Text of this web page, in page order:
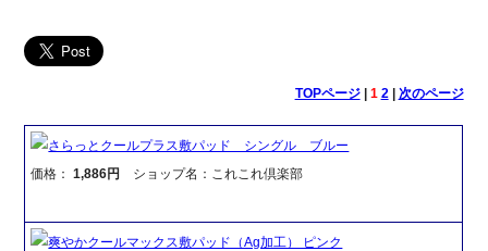
TOPページ| 1 2| 次のページ
さらっとクールプラス敷パッド シングル ブルー
価格：1,886円 ショップ名：これこれ倶楽部
爽やかクールマックス敷パッド（Ag加工） ピンク